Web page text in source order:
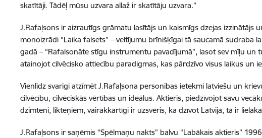
skatītāji. Tādēļ mūsu uzvara allaž ir skatītāju uzvara.”
J.Rafaļsons ir aizrautīgs grāmatu lasītājs un kaismīgs dzejas izzinātājs
monoizrādi “Laika falsets” – veltījumu brīnišķīgai tā saucamā sudraba
gadā – “Rafalsonāte stīgu instrumentu pavadījumā”, lasot sev mīļu
atainojot cilvēcisko attiecību paradigmas, kas pārdzīvo visus laikus un
Vienlīdz svarīgi atzīmēt J.Rafaļsona personības ietekmi latviešu un
cilvēcību, cilvēciskās vērtības un ideālus. Aktieris, piedzīvojot savu
dzimteni, likteņiem, vairākkārtīgi ir uzsvēris, ka dzīvot Latvijā, tā ir
J.Rafaļsons ir saņēmis “Spēlmaņu nakts” balvu “Labākais aktieris”